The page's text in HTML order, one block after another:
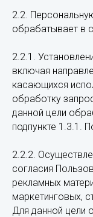
2.2.
обрабатывает в
2.2.1.
включая
касающихся
обработку
данной цели
подпункте 1.3.1.
2.2.2.
согласия
рекламных
маркетинговых,
Для данной цели